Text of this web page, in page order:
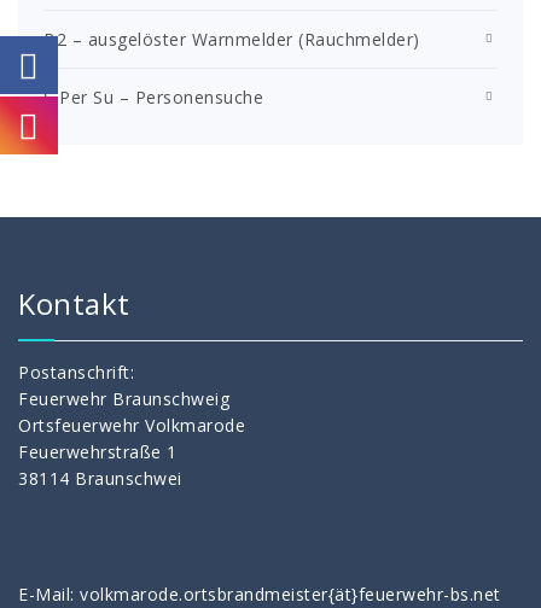
B2 – ausgelöster Warnmelder (Rauchmelder)
S Per Su – Personensuche
Kontakt
Postanschrift:
Feuerwehr Braunschweig
Ortsfeuerwehr Volkmarode
Feuerwehrstraße 1
38114 Braunschwei
E-Mail: volkmarode.ortsbrandmeister{ät}feuerwehr-bs.net